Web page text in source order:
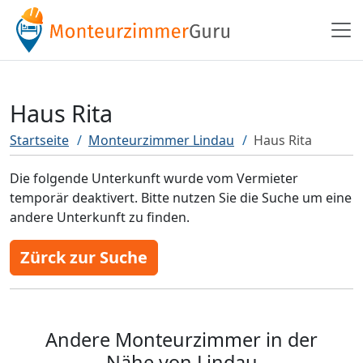
Haus Rita
Startseite Monteurzimmer Lindau Haus Rita
Die folgende Unterkunft wurde vom Vermieter
temporär deaktivert. Bitte nutzen Sie die Suche um eine
andere Unterkunft zu finden.
Zürck zur Suche
Andere Monteurzimmer in der